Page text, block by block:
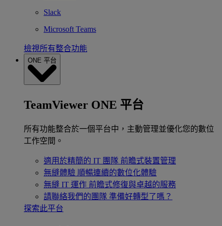
Slack
Microsoft Teams
檢視所有整合功能
ONE 平台
TeamViewer ONE 平台
所有功能整合於一個平台中，主動管理並優化您的數位
工作空間。
適用於精簡的 IT 團隊 前瞻式裝置管理
無縫體驗 順暢連續的數位化體驗
無縫 IT 運作 前瞻式修復與卓越的服務
請聯絡我們的團隊 準備好轉型了嗎？
探索此平台